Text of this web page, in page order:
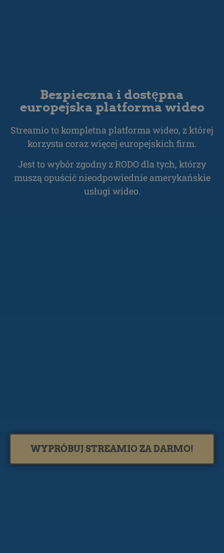
Bezpieczna i dostępna
europejska platforma wideo
Streamio to kompletna platforma wideo, z której
korzysta coraz więcej europejskich firm.
Jest to wybór zgodny z RODO dla tych, którzy
muszą opuścić nieodpowiednie amerykańskie
usługi wideo.
WYPRÓBUJ STREAMIO ZA DARMO!